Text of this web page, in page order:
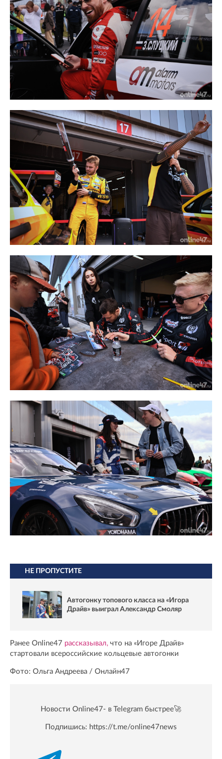
НЕ ПРОПУСТИТЕ
Автогонку топового класса на «Игора
Драйв» выиграл Александр Смоляр
Ранее Online47 рассказывал, что на «Игоре Драйв»
стартовали всероссийские кольцевые автогонки
Фото: Ольга Андреева / Онлайн47
Новости Online47- в Telegram быстрее🚀
Подпишись: https://t.me/online47news